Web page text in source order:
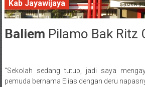
Kab Jayawijaya
9 May 2018
Baliem Pilamo Bak Ritz
Posted By: wirawan
“Sekolah sedang tutup, jadi saya
pemuda bernama Elias dengan deru